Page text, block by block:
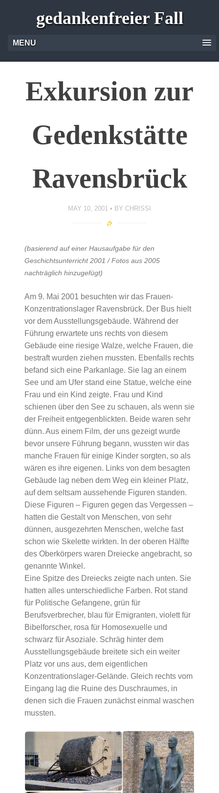
gedankenfreier Fall
MENU
Exkursion zur
Gedenkstätte
Ravensbrück
MAY 10, 2001 BY CHRISSI
(basierend auf einer Hausaufgabe für den
Geschichtsunterricht 2001 / Fotos aus 2005
nachträglich hinzugefügt)
Am 9. Mai 2001 besuchten wir das Frauen-
Konzentrationslager Ravensbrück. Der Bus hielt
vor dem Ausstellungsgebäude. Während der
Führung erwartete uns rechts von diesem
Gebäude eine riesige Walze, welche Frauen, die
bestraft wurden ziehen mussten. Ebenfalls rechts
befand sich eine Parkanlage. Sie lag an einem
See und am Ufer stand eine Statue, welche eine
Frau und ein Kind zeigte. Frau und Kind
schienen über den See zu schauen, als wenn sie
der Freiheit entgegenblickten. Beide waren sehr
dünn. Aus einem Film, der uns gezeigt wurde
bevor unsere Führung begann, wussten wir das
manche Frauen für einige Kinder sorgten, so als
wären es ihre eigenen. Links von dem besagten
Gebäude lag neben dem Weg ein kleiner Platz,
auf dem seltsam aussehende Figuren standen.
Diese Figuren – Figuren gegen das Vergessen –
hatten die Gestalt von Menschen, von sehr
dünnen, ausgezehrten Menschen, welche fast
schon wie Skelette wirkten. In der oberen Hälfte
des Oberkörpers waren Dreiecke angebracht, so
genannte Winkel.
Eine Spitze des Dreiecks zeigte nach unten. Sie
hatten alles unterschiedliche Farben. Rot stand
für Politische Gefangene, grün für
Berufsverbrecher, blau für Emigranten, violett für
Bibelforscher, rosa für Homosexuelle und
schwarz für Asoziale. Schräg hinter dem
Ausstellungsgebäude breitete sich ein weiter
Platz vor uns aus, dem eigentlichen
Konzentrationslager-Gelände. Gleich rechts vom
Eingang lag die Ruine des Duschraumes, in
denen sich die Frauen zunächst einmal waschen
mussten.